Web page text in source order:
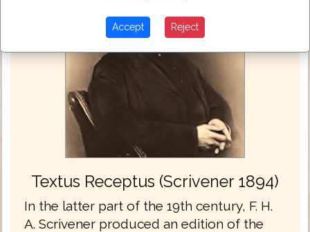
Textus Receptus (Scrivener 1894)
In the latter part of the 19th century, F. H.
A. Scrivener produced an edition of the
Accept Reject